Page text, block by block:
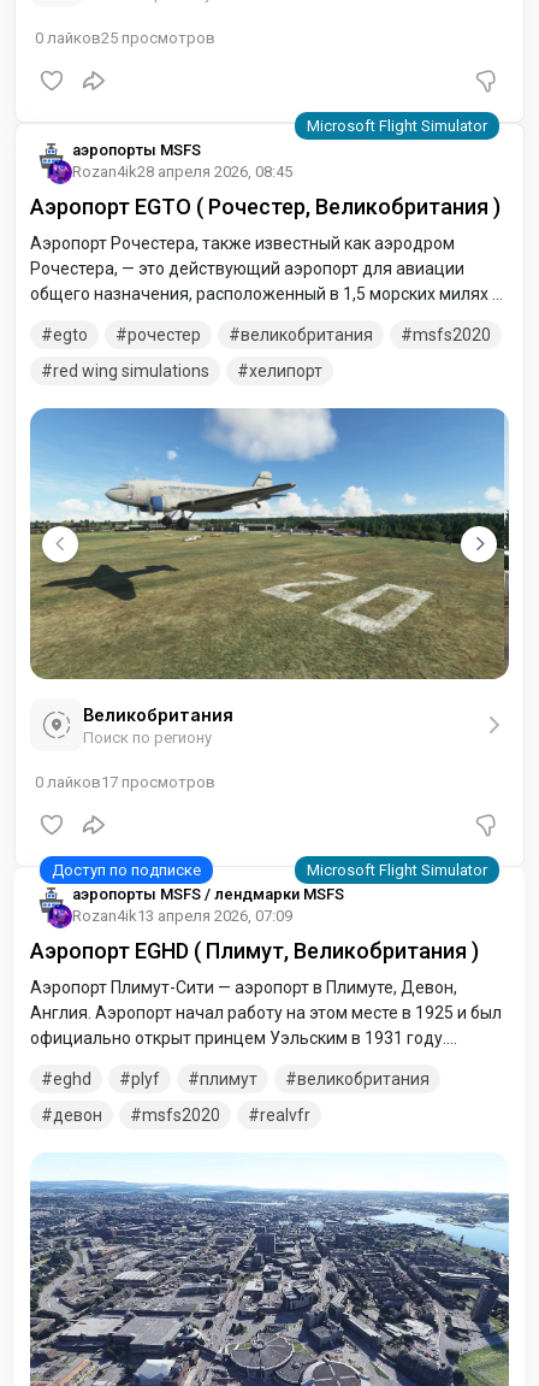
0 лайков25 просмотров
аэропорты MSFS
Rozan4ik28 апреля 2026, 08:45
Аэропорт EGTO ( Рочестер, Великобритания )
Аэропорт Рочестера, также известный как аэродром
Рочестера, — это действующий аэропорт для авиации
общего назначения, расположенный в 1,5 морских милях к
милях от конца взлетно-посадочной полосы 34, на берегу
реки Медуэй, в 3,4 милях от Чатема с его исторической
egto рочестер великобритания
msfs2020
red wing simulations
хелипорт
Великобритания
Поиск по региону
0 лайков17 просмотров
аэропорты MSFS / лендмарки MSFS
Rozan4ik13 апреля 2026, 07:09
Аэропорт EGHD ( Плимут, Великобритания )
Аэропорт Плимут-Сити — аэропорт в Плимуте, Девон,
Англия. Аэропорт начал работу на этом месте в 1925 и был
официально открыт принцем Уэльским в 1931 году.
имеет современный терминал. Плимут — город в Англии,
выделенный в унитарную единицу со статусом «сити», на
расположены военные судоверфи и крупнейшая в
Западной Европе военно-морская база.
eghd plyf плимут
великобритания
девон
msfs2020 realvfr